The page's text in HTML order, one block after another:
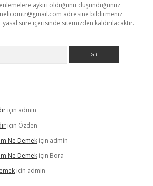
aykırı olduğunu düşündüğünüz
adresine bildirmeniz
süre içerisinde sitemizden kaldırılacaktır.
için admin
için Özden
Ne Demek için admin
Ne Demek için Bora
için admin